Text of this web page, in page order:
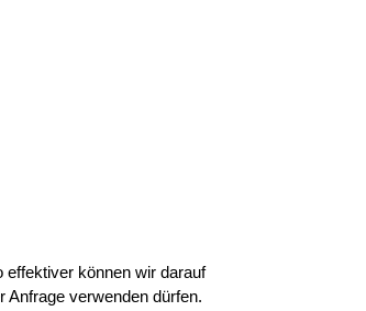
effektiver können wir darauf
Anfrage verwenden dürfen.